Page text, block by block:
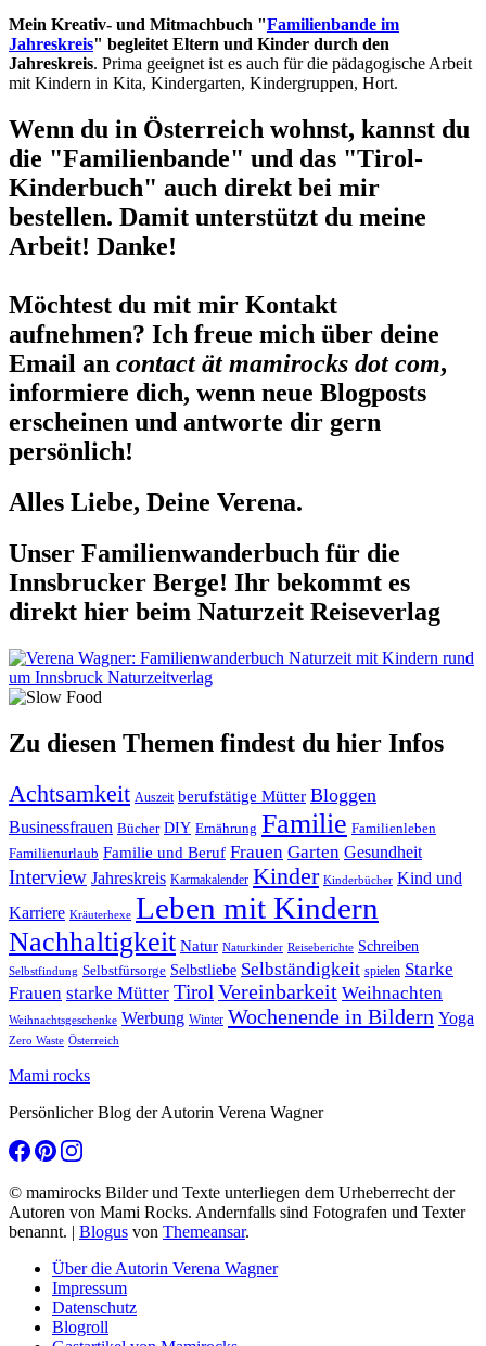
Mein Kreativ- und Mitmachbuch "Familienbande im
Jahreskreis" begleitet Eltern und Kinder durch den
Jahreskreis. Prima geeignet ist es auch für die pädagogische Arbeit
mit Kindern in Kita, Kindergarten, Kindergruppen, Hort.
Wenn du in Österreich wohnst, kannst du
die "Familienbande" und das "Tirol-
Kinderbuch" auch direkt bei mir
bestellen. Damit unterstützt du meine
Arbeit! Danke!
Möchtest du mit mir Kontakt
aufnehmen? Ich freue mich über deine
Email an contact ät mamirocks dot com,
informiere dich, wenn neue Blogposts
erscheinen und antworte dir gern
persönlich!
Alles Liebe, Deine Verena.
Unser Familienwanderbuch für die
Innsbrucker Berge! Ihr bekommt es
direkt hier beim Naturzeit Reiseverlag
Zu diesen Themen findest du hier Infos
Achtsamkeit Auszeit berufstätige Mütter Bloggen
Businessfrauen Bücher DIY Ernährung Familie Familienleben
Familienurlaub Familie und Beruf Frauen Garten Gesundheit
Interview Jahreskreis Karmakalender Kinder Kinderbücher Kind und
Karriere Kräuterhexe Leben mit Kindern
Nachhaltigkeit Natur Naturkinder Reiseberichte Schreiben
Selbstfindung Selbstfürsorge Selbstliebe Selbständigkeit spielen Starke
Frauen starke Mütter Tirol Vereinbarkeit Weihnachten
Weihnachtsgeschenke Werbung Winter Wochenende in Bildern Yoga
Zero Waste Österreich
Mami rocks
Persönlicher Blog der Autorin Verena Wagner
© mamirocks Bilder und Texte unterliegen dem Urheberrecht der
Autoren von Mami Rocks. Andernfalls sind Fotografen und Texter
benannt. | Blogus von Themeansar.
Über die Autorin Verena Wagner
Impressum
Datenschutz
Blogroll